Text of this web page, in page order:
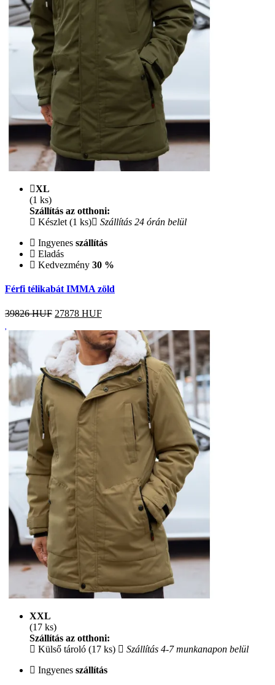
XL
(1 ks)
Szállítás az otthoni:
Készlet (1 ks)
Szállítás 24 órán belül
Ingyenes szállítás
Eladás
Kedvezmény 30 %
Férfi télikabát IMMA zöld
39826 HUF 27878 HUF
XXL
(17 ks)
Szállítás az otthoni:
Külső tároló (17 ks)
Szállítás 4-7 munkanapon belül
Ingyenes szállítás